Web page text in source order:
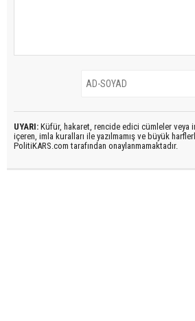
UYARI: Küfür, hakaret, rencide edici cümleler veya
içeren, imla kuralları ile yazılmamış ve büyük
PolitiKARS.com tarafından onaylanmamaktadır.